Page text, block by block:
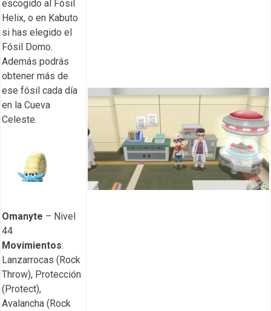
escogido al Fósil
Helix, o en Kabuto
si has elegido el
Fósil Domo.
Además podrás
obtener más de
ese fósil cada día
en la Cueva
Celeste.
Omanyte – Nivel
44
Movimientos:
Lanzarrocas (Rock
Throw), Protección
(Protect),
Avalancha (Rock